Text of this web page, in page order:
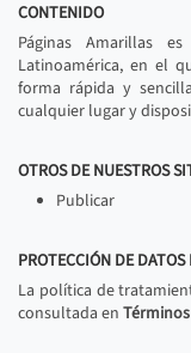
CONTENIDO
Páginas Amarillas
Latinoamérica, en el
forma rápida y
cualquier lugar y
OTROS DE NUESTROS
Publicar
PROTECCIÓN DE DATOS
La política de
consultada en